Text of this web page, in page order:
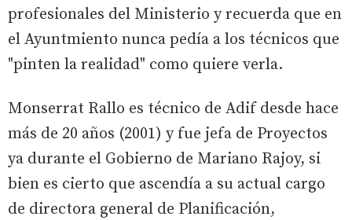
profesionales del Ministerio y recuerda que en
el Ayuntmiento nunca pedía a los técnicos que
"pinten la realidad" como quiere verla.
Monserrat Rallo es técnico de Adif desde hace
más de 20 años (2001) y fue jefa de Proyectos
ya durante el Gobierno de Mariano Rajoy, si
bien es cierto que ascendía a su actual cargo
de directora general de Planificación,